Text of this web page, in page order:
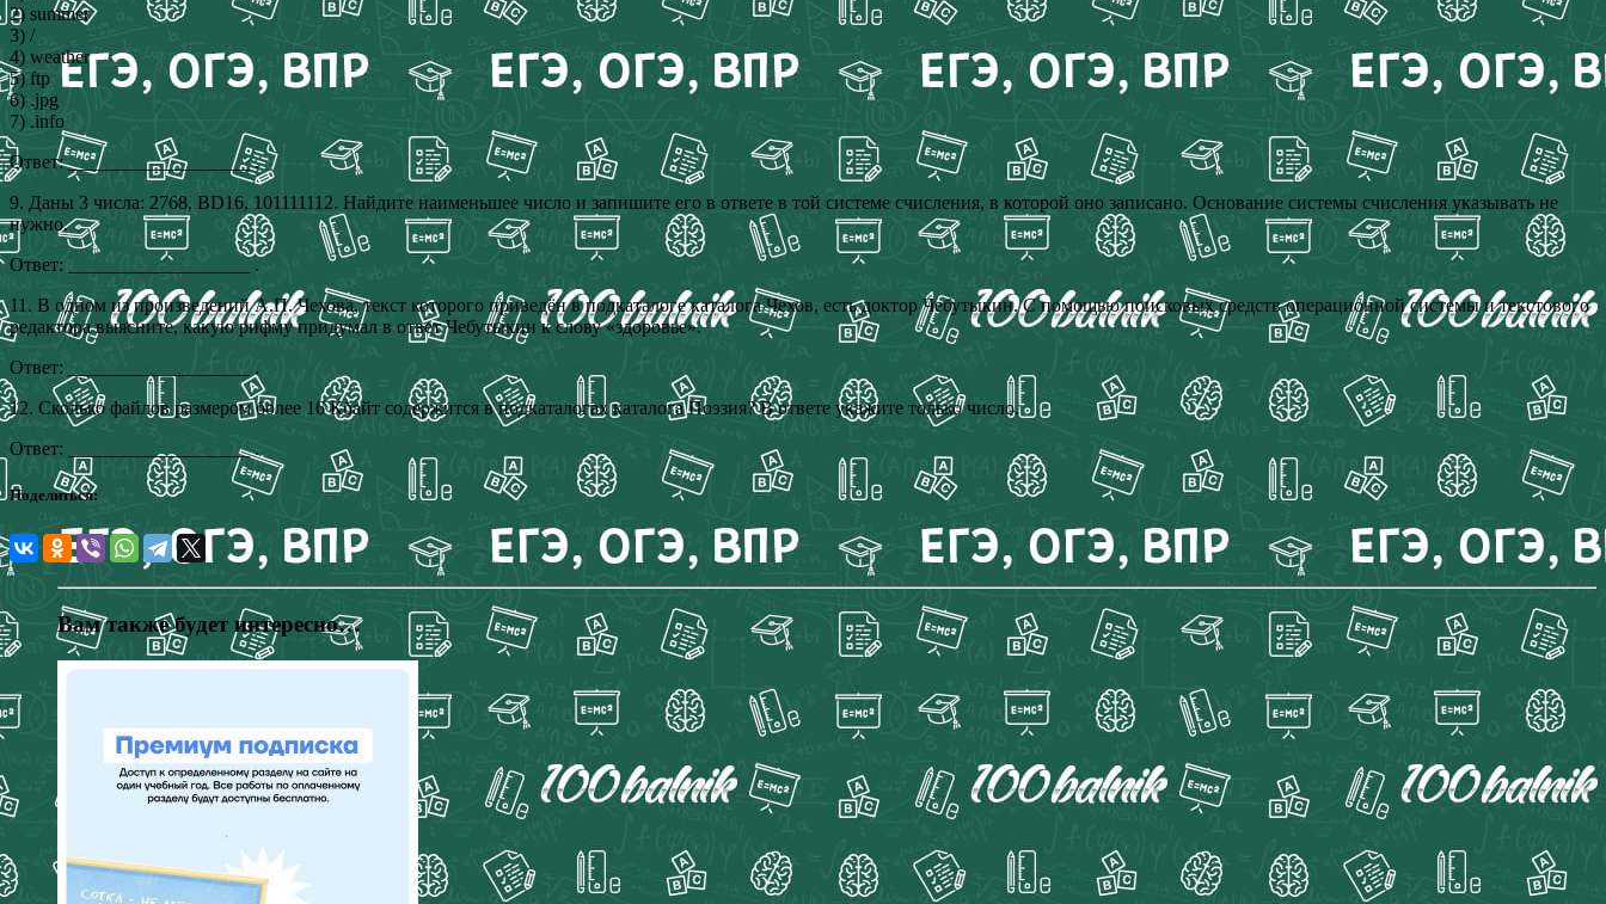
2) summer
3) /
4) weather
5) ftp
6) .jpg
7) .info
Ответ: ___________________ .
9. Даны 3 числа: 2768, BD16, 101111112. Найдите наименьшее число и запишите его в ответе в той системе счисления, в которой оно записано. Основание системы счисления указывать не
нужно.
Ответ: ___________________ .
11. В одном из произведений А.П. Чехова, текст которого приведён в подкаталоге каталога Чехов, есть доктор Чебутыкин. С помощью поисковых средств операционной системы и текстового
редактора выясните, какую рифму придумал в ответ Чебутыкин к слову «здоровье».
Ответ: ___________________ .
12. Сколько файлов размером более 16 Кбайт содержится в подкаталогах каталога Поэзия? В ответе укажите только число.
Ответ: ___________________ .
Поделиться:
Вам также будет интересно…